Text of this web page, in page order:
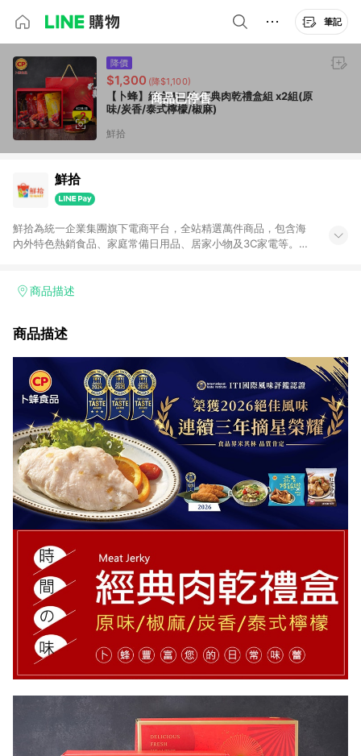
筆記
商品已停售
降價
$1,300 (降$1,100)
【卜蜂】綜合4口味 經典肉乾禮盒組 x2組(原
味/炭香/泰式檸檬/椒麻)
鮮拾
鮮拾
鮮拾為統一企業集團旗下電商平台，全站精選萬件商品，包含海
內外特色熱銷食品、家庭常備日用品、居家小物及3C家電等。全
有好康。LINE好友招募中搜尋@10mart。 ＊特定 iPhone17 將不
商品描述
商品描述